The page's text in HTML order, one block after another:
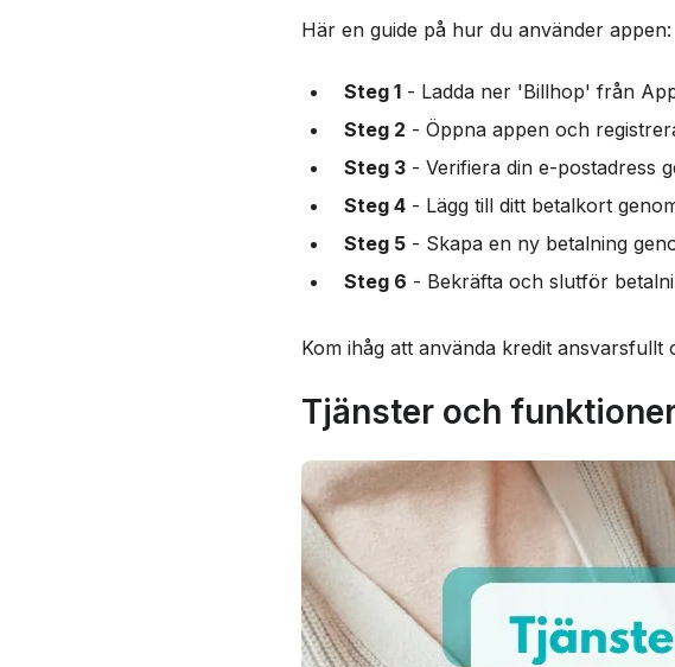
Vanliga frågor om Bilhop AB
Här en guide på hur du använder appen:
Steg 1 - Ladda ner 'Billhop' från
Steg 2 - Öppna appen och
Steg 3 - Verifiera din e-postadress
Steg 4 - Lägg till ditt betalkort
Steg 5 - Skapa en ny betalning
Steg 6 - Bekräfta och slutför
Kom ihåg att använda kredit
Tjänster och